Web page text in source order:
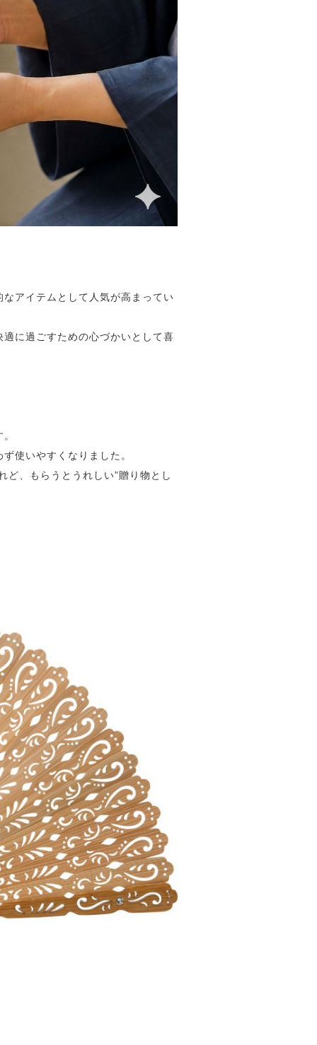
アイテムとして人気が高まってい
に過ごすための心づかいとして喜
使いやすくなりました。
ど、もらうとうれしい”贈り物とし